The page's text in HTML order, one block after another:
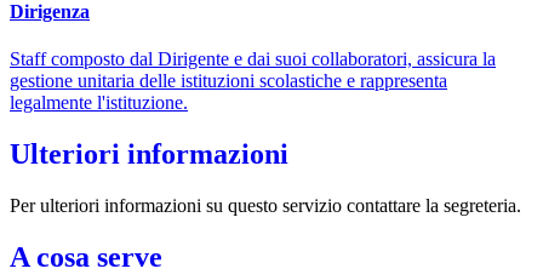
Dirigenza
Staff composto dal Dirigente e dai suoi collaboratori, assicura la
gestione unitaria delle istituzioni scolastiche e rappresenta
legalmente l'istituzione.
Ulteriori informazioni
Per ulteriori informazioni su questo servizio contattare la segreteria.
A cosa serve